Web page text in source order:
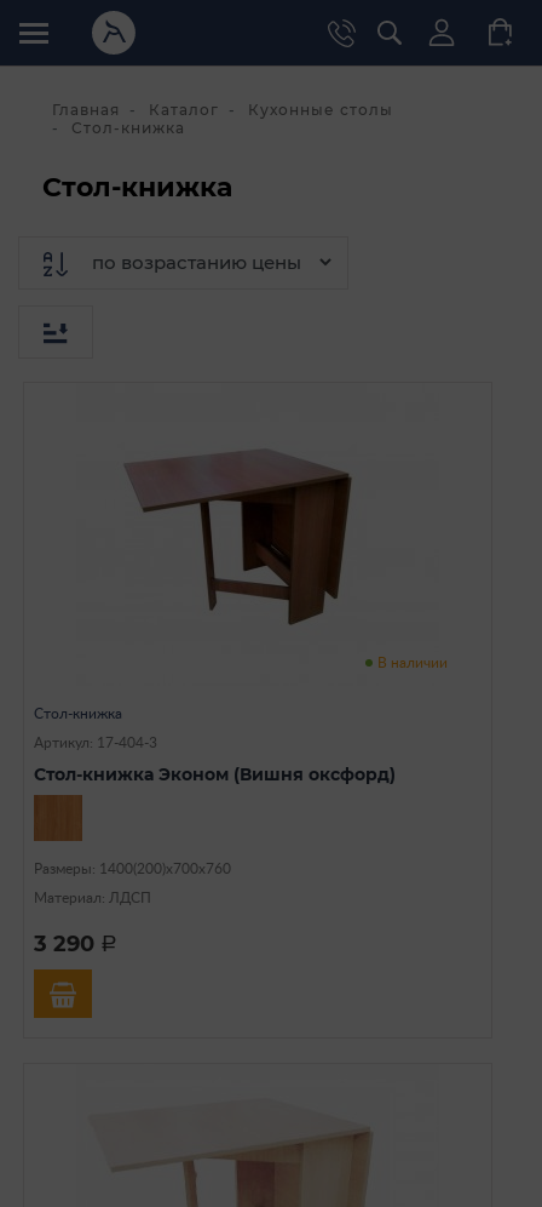
Главная Каталог
Кухонные столы
Стол-книжка
Стол-книжка
В наличии
Стол-книжка
Артикул: 17-404-3
Стол-книжка Эконом (Вишня оксфорд)
Размеры: 1400(200)х700х760
Материал: ЛДСП
3 290 a